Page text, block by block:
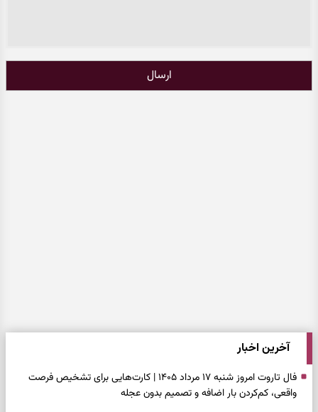
ارسال
آخرین اخبار
فال تاروت امروز شنبه ۱۷ مرداد ۱۴۰۵ | کارت‌هایی برای تشخیص فرصت
واقعی، کم‌کردن بار اضافه و تصمیم بدون عجله